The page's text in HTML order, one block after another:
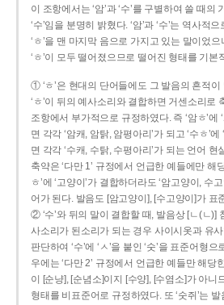
이 조항에서는 ‘암’과 ‘수’를 구별하여 쓸 때의
‘수’임을 분명히 밝혔다. ‘암’과 ‘수’는 역사적으
‘ㅎ’을 맨 마지막 음으로 가지고 있는 말이었
‘ㅎ’이 모두 떨어졌으므로 떨어진 형태를 기
① ‘ㅎ’은 현대의 단어들에도 그 발음의 흔적이
‘ㅎ’이 뒤의 예사소리와 결합하면 거센소리로
조항에서 부가적으로 규정하였다. 즉 ‘암ㅎ’에
면 각각 ‘암캐, 암탉, 암평아리’가 되고 ‘수ㅎ’
면 각각 ‘수캐, 수탉, 수평아리’가 되는 언어
축약은 ‘다만 1’ 규정에서 언급한 예들에만 해
ㅎ’에 ‘고양이’가 결합하더라도 ‘암고양이, 수
어가 된다. 발음도 [암고양이], [수고양이]가 표
② ‘수’와 뒤의 말이 결합할 때, 발음상 [ㄴ(ㄴ)]
사소리가 된소리가 되는 경우 사이시옷과 유
판단하여 ‘수’에 ‘ㅅ’을 붙인 ‘숫’을 표준어형
우에는 ‘다만 2’ 규정에서 언급한 예들만 해당
이 [순냥], [순념소]이지 [수양], [수염소]가 아니
형태를 비표준어로 규정하였다. 또 ‘숫쥐’는